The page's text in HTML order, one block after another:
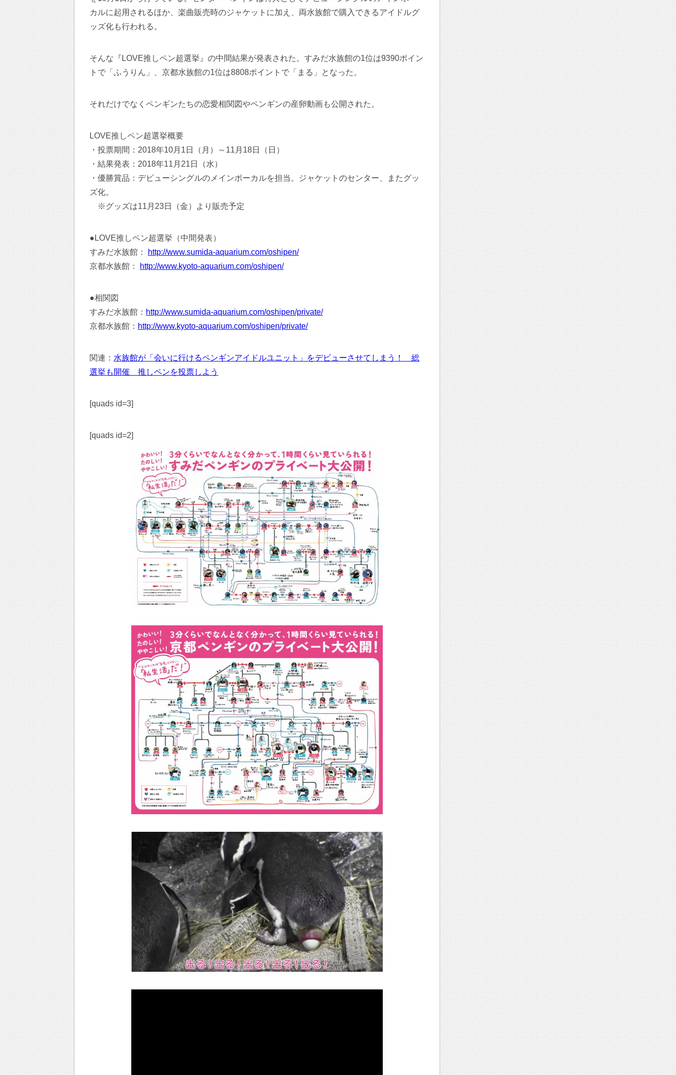
カルに起用されるほか、楽曲販売時のジャケットに加え、両水族館で購入できるアイドルグ
ッズ化も行われる。
そんな『LOVE推しペン超選挙』の中間結果が発表された。すみだ水族館の1位は9390ポイン
トで「ふうりん」、京都水族館の1位は8808ポイントで「まる」となった。
それだけでなくペンギンたちの恋愛相関図やペンギンの産卵動画も公開された。
LOVE推しペン超選挙概要
・投票期間：2018年10月1日（月）～11月18日（日）
・結果発表：2018年11月21日（水）
・優勝賞品：デビューシングルのメインボーカルを担当。ジャケットのセンター、またグッ
ズ化。
※グッズは11月23日（金）より販売予定
●LOVE推しペン超選挙（中間発表）
すみだ水族館：
http://www.sumida-aquarium.com/oshipen/
京都水族館：
http://www.kyoto-aquarium.com/oshipen/
●相関図
すみだ水族館： http://www.sumida-aquarium.com/oshipen/private/
京都水族館： http://www.kyoto-aquarium.com/oshipen/private/
関連： 水族館が「会いに行けるペンギンアイドルユニット」をデビューさせてしまう！ 総
選挙も開催 推しペンを投票しよう
[quads id=3]
[quads id=2]